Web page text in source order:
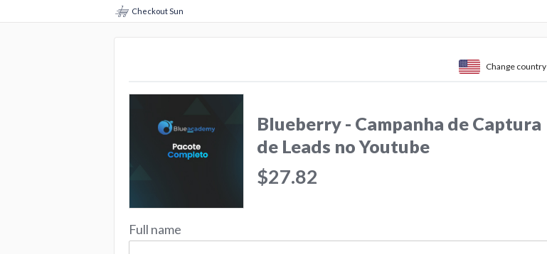
Checkout Sun
Change country
Blueberry - Campanha de Captura
de Leads no Youtube
$27.82
Full name